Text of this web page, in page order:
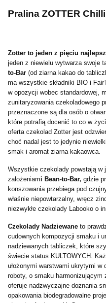
Pralina ZOTTER
Zotter to jeden z pięciu
jeden z niewielu wytwarza swoje
to-Bar (od ziarna kakao do
ma wszystkie składniki BIO i
w opozycji wobec standardowej,
zunitaryzowania czekoladowego
przeznaczone są dla osób o
które potrafią docenić to co w
oferta czekolad Zotter jest
choć nadal jest to jedynie
smak i aromat ziarna kakaowca.
Wszystkie czekolady powstają w
założeniami Bean-to-Bar, gdzie
konszowania przebiega pod
właśnie niepowtarzalny, wręcz
niezwykłe czekolady Labooko o
Czekolady Nadziewane to
cudownych kompozycji smaku i
nadziewanych tabliczek, które
świecie status KULTOWYCH.
ułożonymi warstwami ukrytymi w
roboty, o smaku
oferuje nadzwyczajne doznania
opakowania biodegradowalne